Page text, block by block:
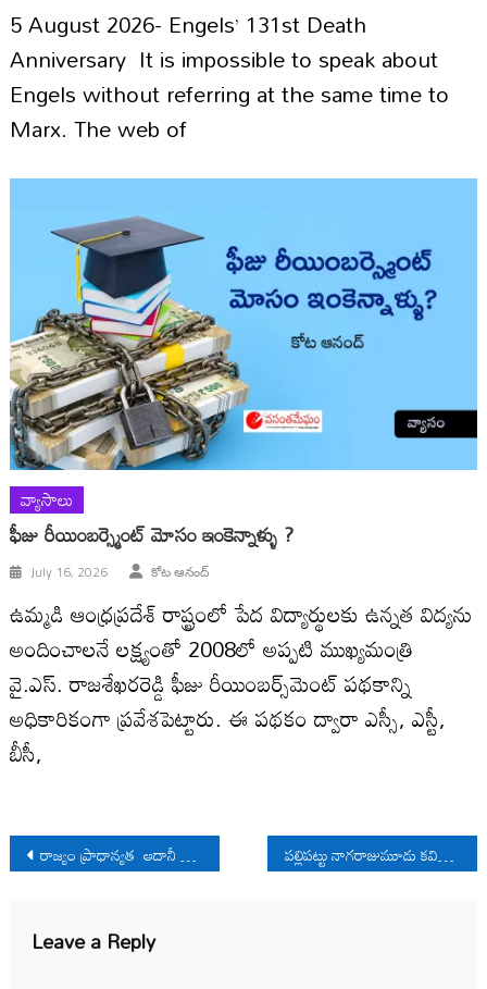
5 August 2026- Engels’ 131st Death
Anniversary It is impossible to speak about
Engels without referring at the same time to
Marx. The web of
వ్యాసాలు
ఫీజు రీయింబర్స్మెంట్ మోసం ఇంకెన్నాళ్ళు ?
July 16, 2026 కోట ఆనంద్
ఉమ్మడి ఆంధ్రప్రదేశ్ రాష్ట్రంలో పేద విద్యార్థులకు ఉన్నత విద్యను
అందించాలనే లక్ష్యంతో 2008లో అప్పటి ముఖ్యమంత్రి
వై.ఎస్. రాజశేఖరరెడ్డి ఫీజు రీయింబర్స్‌మెంట్ పథకాన్ని
అధికారికంగా ప్రవేశపెట్టారు. ఈ పథకం ద్వారా ఎస్సీ, ఎస్టీ,
బీసీ,
Post
navigation
రాజ్యం ప్రాధాన్యత ఆదానీ లాభాలు కారాదు పల్లిపట్టు నాగరాజుమూడు కవితలు
Leave a Reply